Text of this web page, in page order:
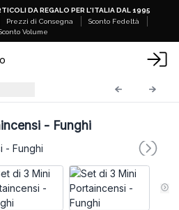
DA REGALO PER L'ITALIA DAL 1995
Prezzi di Consegna
Sconto Fedeltà
Volume
- Funghi